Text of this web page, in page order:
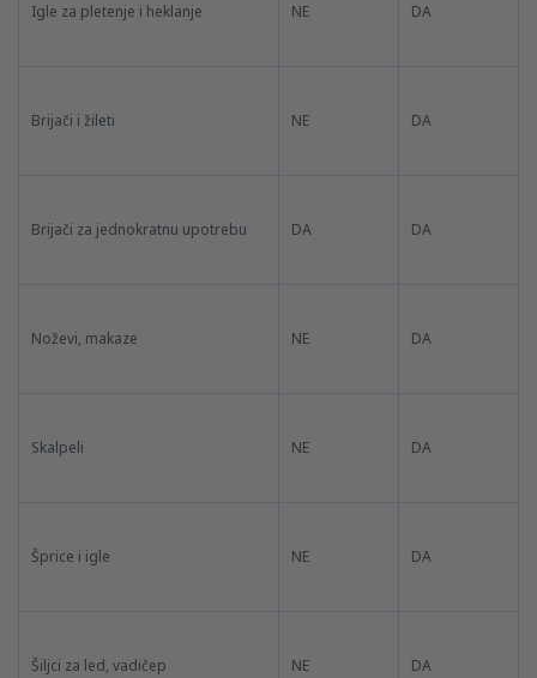
Igle za pletenje i heklanje NE DA
Brijači i žileti NE DA
Brijači za jednokratnu upotrebu DA DA
Noževi, makaze NE DA
Skalpeli NE DA
Šprice i igle NE DA
Šiljci za led, vadičep NE DA